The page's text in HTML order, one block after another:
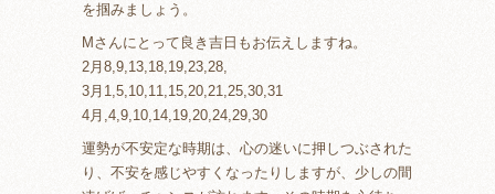
を掴みましょう。
Mさんにとって良き吉日もお伝えしますね。
2月8,9,13,18,19,23,28,
3月1,5,10,11,15,20,21,25,30,31
4月,4,9,10,14,19,20,24,29,30
運勢が不安定な時期は、心の迷いに押しつぶされた
り、不安を感じやすくなったりしますが、少しの間